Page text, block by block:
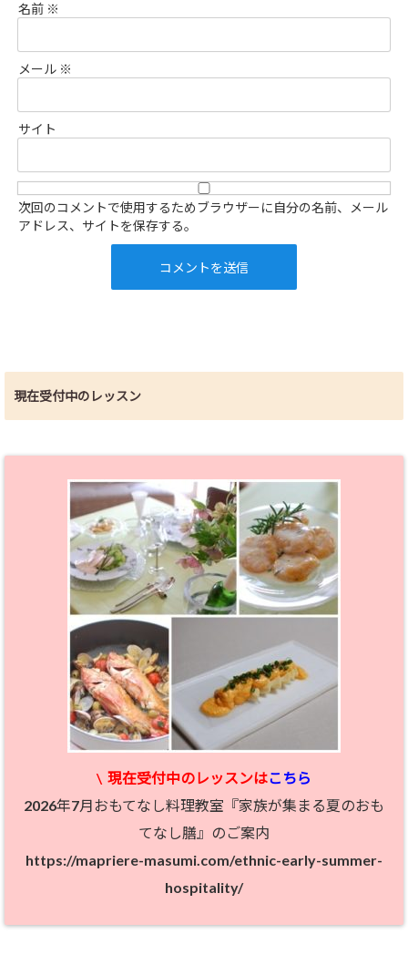
名前 ※
メール ※
サイト
次回のコメントで使用するためブラウザーに自分の名前、メール
アドレス、サイトを保存する。
現在受付中のレッスン
\ 現在受付中のレッスンはこちら
2026年7月おもてなし料理教室『家族が集まる夏のおも
てなし膳』のご案内
https://mapriere-masumi.com/ethnic-early-summer-
hospitality/